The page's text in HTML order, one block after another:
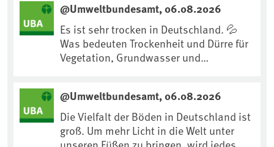
https://www.ardsounds.de/episode/urn
:ard:episode:0e7cf1c4b819c26d/
@Umweltbundesamt, 06.08.2026
Es ist sehr trocken in Deutschland. 💦
Was bedeuten Trockenheit und Dürre für
Vegetation, Grundwasser und
anpassen?🤔Antworten auf diese und
weitere Fragen auf unserer Webseite:
www.uba.de/trockenheit #Trockenheit
#Klimawandel
@Umweltbundesamt, 06.08.2026
Die Vielfalt der Böden in Deutschland ist
groß. Um mehr Licht in die Welt unter